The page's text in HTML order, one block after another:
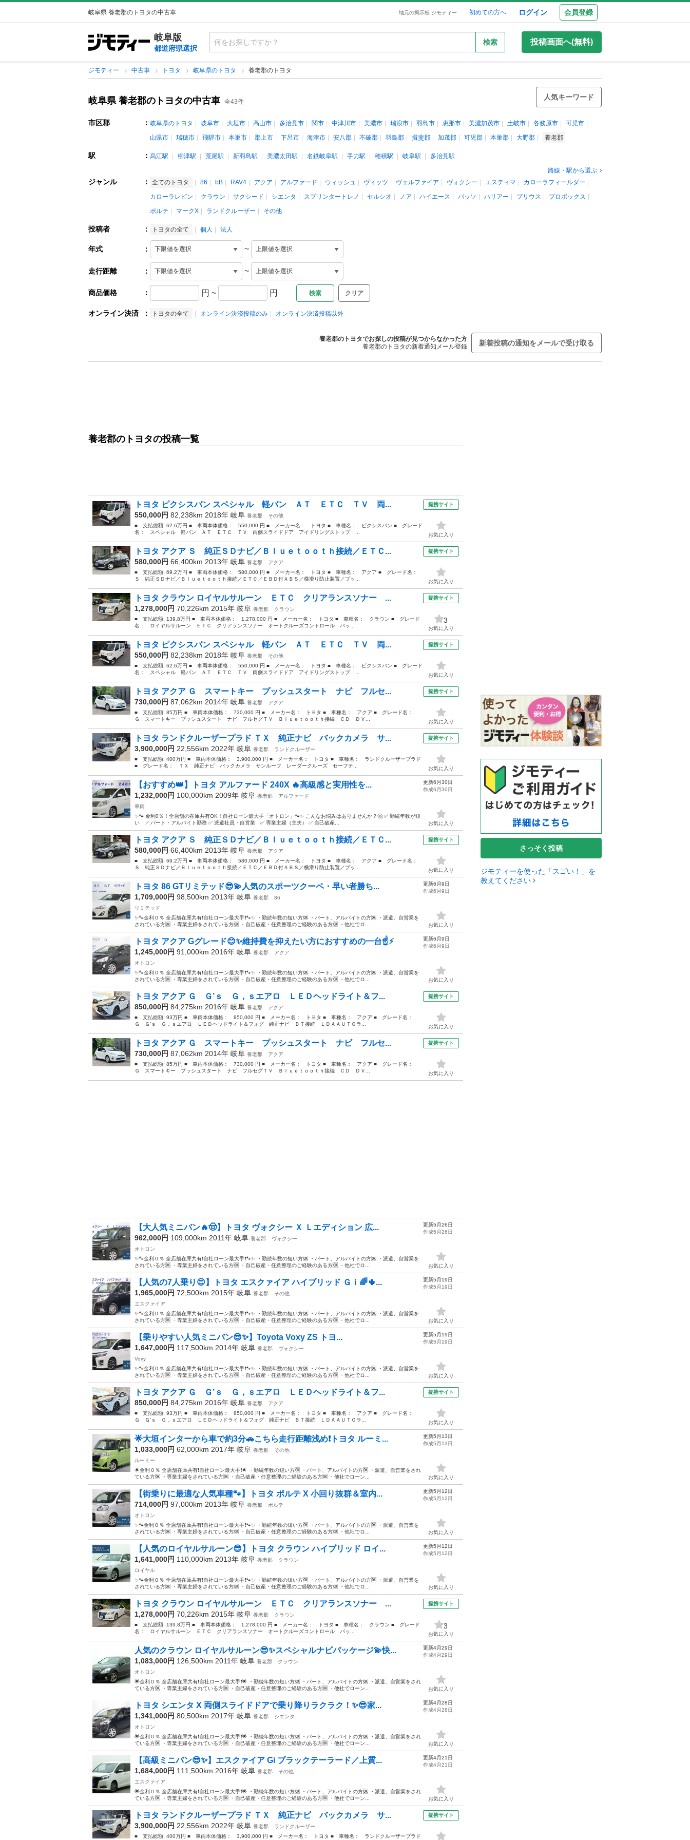
岐阜県 養老郡のトヨタの中古車 地元の掲示板 ジモティー 初めての方へ ログイン 会員登録
岐阜版
都道府県選択
検索 投稿画面へ(無料)
ジモティー 中古車 トヨタ 岐阜県のトヨタ 養老郡のトヨタ
岐阜県 養老郡のトヨタの中古車 全43件
人気キーワード
市区郡 ： 岐阜県のトヨタ 岐阜市 大垣市 高山市 多治見市 関市 中津川市 美濃市 瑞浪市 羽島市 恵那市 美濃加茂市 土岐市 各務原市
可児市
山県市
瑞穂市 飛騨市 本巣市 郡上市 下呂市 海津市 安八郡 不破郡 羽島郡 揖斐郡 加茂郡 可児郡 本巣郡 大野郡 養老郡
駅 ： 烏江駅 柳津駅 荒尾駅 新羽島駅 美濃太田駅 名鉄岐阜駅 手力駅 穂積駅 岐阜駅
多治見駅
路線・駅から選ぶ
ジャンル ： 全てのトヨタ 86 bB RAV4 アクア アルファード ウィッシュ ヴィッツ ヴェルファイア ヴォクシー エスティマ
カローラフィールダー
カローラレビン
クラウン サクシード シエンタ スプリンタートレノ セルシオ ノア ハイエース パッソ ハリアー プリウス
プロボックス
ポルテ
マークX ランドクルーザー その他
投稿者 ： トヨタの全て 個人 法人
年式 ： ~
走行距離 ： ~
商品価格 ： 円 ~ 円 クリア
オンライン決済 ： トヨタの全て オンライン決済投稿のみ オンライン決済投稿以外
養老郡のトヨタでお探しの投稿が見つからなかった方
養老郡のトヨタの新着通知メール登録
新着投稿の通知をメールで受け取る
養老郡のトヨタの投稿一覧
トヨタ ピクシスバン スペシャル 軽バン ＡＴ ＥＴＣ ＴＶ 両...
550,000円 82,238km 2018年 岐阜 養老郡
その他
■ 支払総額: 62.6万円 ■ 車両本体価格： 550,000 円 ■ メーカー名： トヨタ ■ 車種名： ピクシスバン ■ グレード
名： スペシャル 軽バン ＡＴ ＥＴＣ ＴＶ 両側スライドドア アイドリングストップ ...
提携サイト
お気に入り
トヨタ アクア Ｓ 純正ＳＤナビ／Ｂｌｕｅｔｏｏｔｈ接続／ＥＴＣ...
580,000円 66,400km 2013年 岐阜 養老郡
アクア
■ 支払総額: 69.2万円 ■ 車両本体価格： 580,000 円 ■ メーカー名： トヨタ ■ 車種名： アクア ■ グレード名：
Ｓ 純正ＳＤナビ／Ｂｌｕｅｔｏｏｔｈ接続／ＥＴＣ／ＥＢＤ付ＡＢＳ／横滑り防止装置／プッ...
提携サイト
お気に入り
トヨタ クラウン ロイヤルサルーン ＥＴＣ クリアランスソナー ...
1,278,000円 70,226km 2015年 岐阜 養老郡
クラウン
■ 支払総額: 139.8万円 ■ 車両本体価格： 1,278,000 円 ■ メーカー名： トヨタ ■ 車種名： クラウン ■ グレード
名： ロイヤルサルーン ＥＴＣ クリアランスソナー オートクルーズコントロール バッ...
提携サイト
3
お気に入り
トヨタ ピクシスバン スペシャル 軽バン ＡＴ ＥＴＣ ＴＶ 両...
550,000円 82,238km 2018年 岐阜 養老郡
その他
■ 支払総額: 62.6万円 ■ 車両本体価格： 550,000 円 ■ メーカー名： トヨタ ■ 車種名： ピクシスバン ■ グレード
名： スペシャル 軽バン ＡＴ ＥＴＣ ＴＶ 両側スライドドア アイドリングストップ ...
提携サイト
お気に入り
トヨタ アクア Ｇ スマートキー プッシュスタート ナビ フルセ...
730,000円 87,062km 2014年 岐阜 養老郡
アクア
■ 支払総額: 85万円 ■ 車両本体価格： 730,000 円 ■ メーカー名： トヨタ ■ 車種名： アクア ■ グレード名：
Ｇ スマートキー プッシュスタート ナビ フルセグＴＶ Ｂｌｕｅｔｏｏｔｈ接続 ＣＤ ＤＶ...
提携サイト
お気に入り
トヨタ ランドクルーザープラド ＴＸ 純正ナビ バックカメラ サ...
3,900,000円 22,556km 2022年 岐阜 養老郡
ランドクルーザー
■ 支払総額: 400万円 ■ 車両本体価格： 3,900,000 円 ■ メーカー名： トヨタ ■ 車種名： ランドクルーザープラド
■ グレード名： ＴＸ 純正ナビ バックカメラ サンルーフ レーダークルーズ セーフテ...
提携サイト
お気に入り
【おすすめ👑】トヨタ アルファード 240X 🔥高級感と実用性を...
1,232,000円 100,000km 2009年 岐阜 養老郡
アルファード
車両
✨🐾 金利0％！全店舗の在庫共有OK！自社ローン最大手「オトロン」🐾✨ こんなお悩みはありませんか？🤔 ✅ 勤続年数が短
い ✅ パート・アルバイト勤務 ✅ 派遣社員・自営業 ✅ 専業主婦（主夫） ✅ 自己破産...
更新6月30日
作成6月30日
お気に入り
トヨタ アクア Ｓ 純正ＳＤナビ／Ｂｌｕｅｔｏｏｔｈ接続／ＥＴＣ...
580,000円 66,400km 2013年 岐阜 養老郡
アクア
■ 支払総額: 69.2万円 ■ 車両本体価格： 580,000 円 ■ メーカー名： トヨタ ■ 車種名： アクア ■ グレード名：
Ｓ 純正ＳＤナビ／Ｂｌｕｅｔｏｏｔｈ接続／ＥＴＣ／ＥＢＤ付ＡＢＳ／横滑り防止装置／プッ...
提携サイト
お気に入り
トヨタ 86 GTリミテッド😎💫人気のスポーツクーペ・早い者勝ち...
1,709,000円 98,500km 2013年 岐阜 養老郡
86
リミテッド
✨🐾金利０％ 全店舗在庫共有❗️自社ローン最大手❗️🐾✨ ・勤続年数の短い方🆗 ・パート、アルバイトの方🆗 ・派遣、自営業を
されている方🆗 ・専業主婦をされている方🆗 ・自己破産・任意整理のご経験のある方🆗 ・他社でロ...
更新6月9日
作成6月9日
お気に入り
トヨタ アクア Gグレード😊✨維持費を抑えたい方におすすめの一台☝️⚡
1,245,000円 91,000km 2016年 岐阜 養老郡
アクア
オトロン
✨🐾金利０％ 全店舗在庫共有❗️自社ローン最大手❗️🐾✨ ・勤続年数の短い方🆗 ・パート、アルバイトの方🆗 ・派遣、自営業を
されている方🆗 ・専業主婦をされている方🆗 ・自己破産・任意整理のご経験のある方🆗 ・他社でロ...
更新6月9日
作成6月9日
お気に入り
トヨタ アクア Ｇ Ｇ’ｓ Ｇ，ｓエアロ ＬＥＤヘッドライト＆フ...
850,000円 84,275km 2016年 岐阜 養老郡
アクア
■ 支払総額: 93万円 ■ 車両本体価格： 850,000 円 ■ メーカー名： トヨタ ■ 車種名： アクア ■ グレード名：
Ｇ Ｇ’ｓ Ｇ，ｓエアロ ＬＥＤヘッドライト＆フォグ 純正ナビ ＢＴ接続 ＬＤＡＡＵＴＯラ...
提携サイト
お気に入り
トヨタ アクア Ｇ スマートキー プッシュスタート ナビ フルセ...
730,000円 87,062km 2014年 岐阜 養老郡
アクア
■ 支払総額: 85万円 ■ 車両本体価格： 730,000 円 ■ メーカー名： トヨタ ■ 車種名： アクア ■ グレード名：
Ｇ スマートキー プッシュスタート ナビ フルセグＴＶ Ｂｌｕｅｔｏｏｔｈ接続 ＣＤ ＤＶ...
提携サイト
お気に入り
【大人気ミニバン🔥🤠】トヨタ ヴォクシー Ｘ Ｌエディション 広...
962,000円 109,000km 2011年 岐阜 養老郡
ヴォクシー
オトロン
✨🐾金利０％ 全店舗在庫共有❗️自社ローン最大手❗️🐾✨ ・勤続年数の短い方🆗 ・パート、アルバイトの方🆗 ・派遣、自営業を
されている方🆗 ・専業主婦をされている方🆗 ・自己破産・任意整理のご経験のある方🆗 ・他社でロ...
更新5月26日
作成5月26日
お気に入り
【人気の7人乗り😊】トヨタ エスクァイア ハイブリッド Ｇｉ🌈🌵...
1,965,000円 72,500km 2015年 岐阜 養老郡
その他
エスクァイア
✨🐾金利０％ 全店舗在庫共有❗️自社ローン最大手❗️🐾✨ ・勤続年数の短い方🆗 ・パート、アルバイトの方🆗 ・派遣、自営業を
されている方🆗 ・専業主婦をされている方🆗 ・自己破産・任意整理のご経験のある方🆗 ・他社でロ...
更新5月19日
作成5月19日
お気に入り
【乗りやすい人気ミニバン😎✨】Toyota Voxy ZS トヨ...
1,647,000円 117,500km 2014年 岐阜 養老郡
ヴォクシー
Voxy
✨🐾金利０％ 全店舗在庫共有❗️自社ローン最大手❗️🐾✨ ・勤続年数の短い方🆗 ・パート、アルバイトの方🆗 ・派遣、自営業を
されている方🆗 ・専業主婦をされている方🆗 ・自己破産・任意整理のご経験のある方🆗 ・他社でロ...
更新5月19日
作成5月19日
お気に入り
トヨタ アクア Ｇ Ｇ’ｓ Ｇ，ｓエアロ ＬＥＤヘッドライト＆フ...
850,000円 84,275km 2016年 岐阜 養老郡
アクア
■ 支払総額: 93万円 ■ 車両本体価格： 850,000 円 ■ メーカー名： トヨタ ■ 車種名： アクア ■ グレード名：
Ｇ Ｇ’ｓ Ｇ，ｓエアロ ＬＥＤヘッドライト＆フォグ 純正ナビ ＢＴ接続 ＬＤＡＡＵＴＯラ...
提携サイト
お気に入り
🌟大垣インターから車で約3分🚗こちら走行距離浅め❗トヨタ ルーミ...
1,033,000円 62,000km 2017年 岐阜 養老郡
その他
ルーミー
🌟金利０％ 全店舗在庫共有❗️自社ローン最大手❗️🌟 ・勤続年数の短い方🆗 ・パート、アルバイトの方🆗 ・派遣、自営業をされ
ている方🆗 ・専業主婦をされている方🆗 ・自己破産・任意整理のご経験のある方🆗 ・他社でローン...
更新5月13日
作成5月13日
お気に入り
【街乗りに最適な人気車種🐾】トヨタ ポルテ X 小回り抜群＆室内...
714,000円 97,000km 2013年 岐阜 養老郡
ポルテ
オトロン
✨🐾金利０％ 全店舗在庫共有❗️自社ローン最大手❗️🐾✨ ・勤続年数の短い方🆗 ・パート、アルバイトの方🆗 ・派遣、自営業を
されている方🆗 ・専業主婦をされている方🆗 ・自己破産・任意整理のご経験のある方🆗 ・他社でロ...
更新5月12日
作成5月12日
お気に入り
【人気のロイヤルサルーン😎】トヨタ クラウン ハイブリッド ロイ...
1,641,000円 110,000km 2013年 岐阜 養老郡
クラウン
ロイヤル
✨🐾金利０％ 全店舗在庫共有❗️自社ローン最大手❗️🐾✨ ・勤続年数の短い方🆗 ・パート、アルバイトの方🆗 ・派遣、自営業を
されている方🆗 ・専業主婦をされている方🆗 ・自己破産・任意整理のご経験のある方🆗 ・他社でロ...
更新5月12日
作成5月12日
お気に入り
トヨタ クラウン ロイヤルサルーン ＥＴＣ クリアランスソナー ...
1,278,000円 70,226km 2015年 岐阜 養老郡
クラウン
■ 支払総額: 139.8万円 ■ 車両本体価格： 1,278,000 円 ■ メーカー名： トヨタ ■ 車種名： クラウン ■ グレード
名： ロイヤルサルーン ＥＴＣ クリアランスソナー オートクルーズコントロール バッ...
提携サイト
3
お気に入り
人気のクラウン ロイヤルサルーン😎✨スペシャルナビパッケージ💫快...
1,083,000円 126,500km 2011年 岐阜 養老郡
クラウン
オトロン
🌟金利０％ 全店舗在庫共有❗️自社ローン最大手❗️🌟 ・勤続年数の短い方🆗 ・パート、アルバイトの方🆗 ・派遣、自営業をされ
ている方🆗 ・専業主婦をされている方🆗 ・自己破産・任意整理のご経験のある方🆗 ・他社でローン...
更新4月29日
作成4月29日
お気に入り
トヨタ シエンタ X 両側スライドドアで乗り降りラクラク！✨😎家...
1,341,000円 80,500km 2017年 岐阜 養老郡
シエンタ
オトロン
🌟金利０％ 全店舗在庫共有❗️自社ローン最大手❗️🌟 ・勤続年数の短い方🆗 ・パート、アルバイトの方🆗 ・派遣、自営業をされ
ている方🆗 ・専業主婦をされている方🆗 ・自己破産・任意整理のご経験のある方🆗 ・他社でローン...
更新4月28日
作成4月28日
お気に入り
【高級ミニバン😎✨】エスクァイア Gi ブラックテーラード／上質...
1,684,000円 111,500km 2016年 岐阜 養老郡
その他
エスクァイア
🌟金利０％ 全店舗在庫共有❗️自社ローン最大手❗️🌟 ・勤続年数の短い方🆗 ・パート、アルバイトの方🆗 ・派遣、自営業をされ
ている方🆗 ・専業主婦をされている方🆗 ・自己破産・任意整理のご経験のある方🆗 ・他社でローン...
更新4月21日
作成4月21日
お気に入り
トヨタ ランドクルーザープラド ＴＸ 純正ナビ バックカメラ サ...
3,900,000円 22,556km 2022年 岐阜 養老郡
ランドクルーザー
■ 支払総額: 400万円 ■ 車両本体価格： 3,900,000 円 ■ メーカー名： トヨタ ■ 車種名： ランドクルーザープラド
提携サイト
さっそく投稿
ジモティーを使った「スゴい！」を
教えてください